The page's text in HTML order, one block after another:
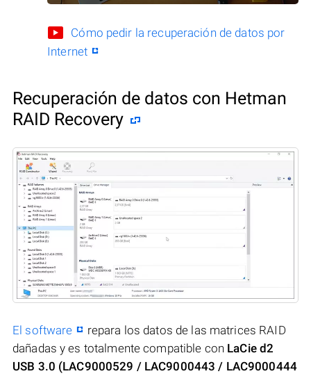
Cómo pedir la recuperación de datos por
Internet
Recuperación de datos con Hetman
RAID Recovery
El software
repara los datos de las matrices RAID
dañadas y es totalmente compatible con LaCie d2
USB 3.0 (LAC9000529 / LAC9000443 / LAC9000444